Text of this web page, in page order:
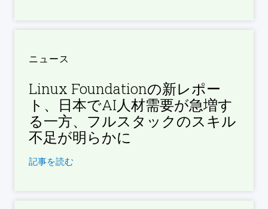
ニュース
Linux Foundationの新レポー
ト、日本でAI人材需要が急増す
る一方、フルスタックのスキル
不足が明らかに
記事を読む